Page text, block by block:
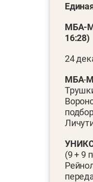
МБА-
16:28)
24
МБА-
(9 + 9